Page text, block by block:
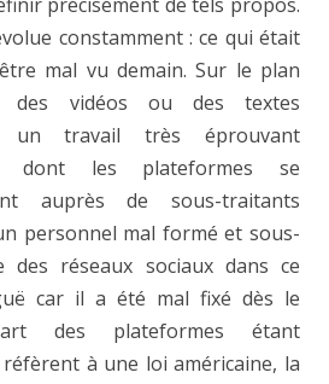
constamment : ce qui était
mal vu demain. Sur le plan
des vidéos ou des textes
un travail très éprouvant
dont les plateformes se
auprès de sous-traitants
personnel mal formé et sous-
des réseaux sociaux dans ce
car il a été mal fixé dès le
des plateformes étant
à une loi américaine, la